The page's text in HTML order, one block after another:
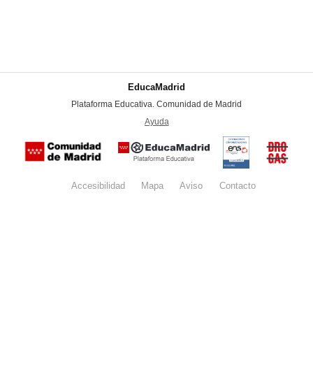
EducaMadrid
Plataforma Educativa. Comunidad de Madrid
Ayuda
Certificación
conformidad
con el
Nacional de
Seguridad
del
Accesibilidad Mapa Aviso legalContacto